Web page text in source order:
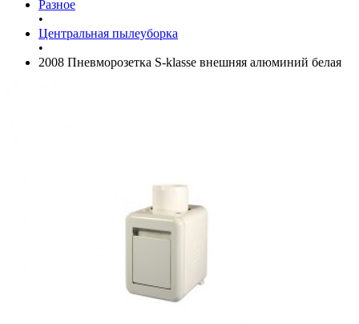
Разное
•
Центральная пылеуборка
•
2008 Пневморозетка S-klasse внешняя алюминий белая